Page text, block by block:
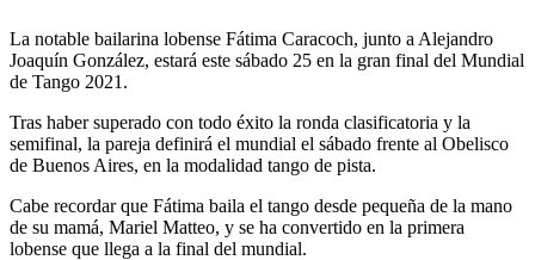
La notable bailarina lobense Fátima Caracoch, junto a Alejandro
Joaquín González, estará este sábado 25 en la gran final del Mundial
de Tango 2021.
Tras haber superado con todo éxito la ronda clasificatoria y la
semifinal, la pareja definirá el mundial el sábado frente al Obelisco
de Buenos Aires, en la modalidad tango de pista.
Cabe recordar que Fátima baila el tango desde pequeña de la mano
de su mamá, Mariel Matteo, y se ha convertido en la primera
lobense que llega a la final del mundial.